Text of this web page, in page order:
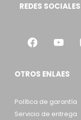
REDES SOCIALES
OTROS ENLAES
Política de garantía
Servicio de entrega